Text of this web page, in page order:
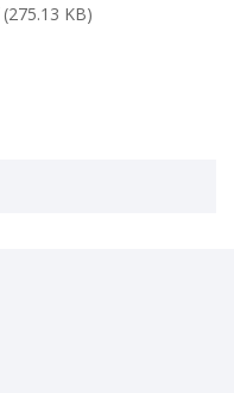
(275.13 KB)